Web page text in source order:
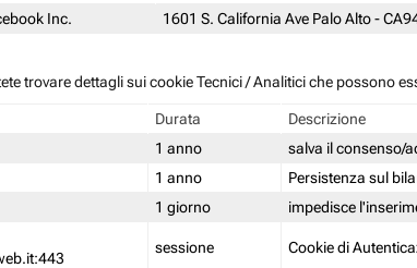
Inc. 1601 S. California Ave Palo Alto -
trovare dettagli sui cookie Tecnici / Analitici che possono
Durata
Descrizione
1 anno
salva il consenso/
1 anno
Persistenza sul
1 giorno
impedisce
sessione Cookie di